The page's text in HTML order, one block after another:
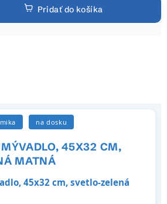
Pridať do košíka
na dosku
45X32 CM,
MATNÁ
45x32 cm, svetlo-zelená